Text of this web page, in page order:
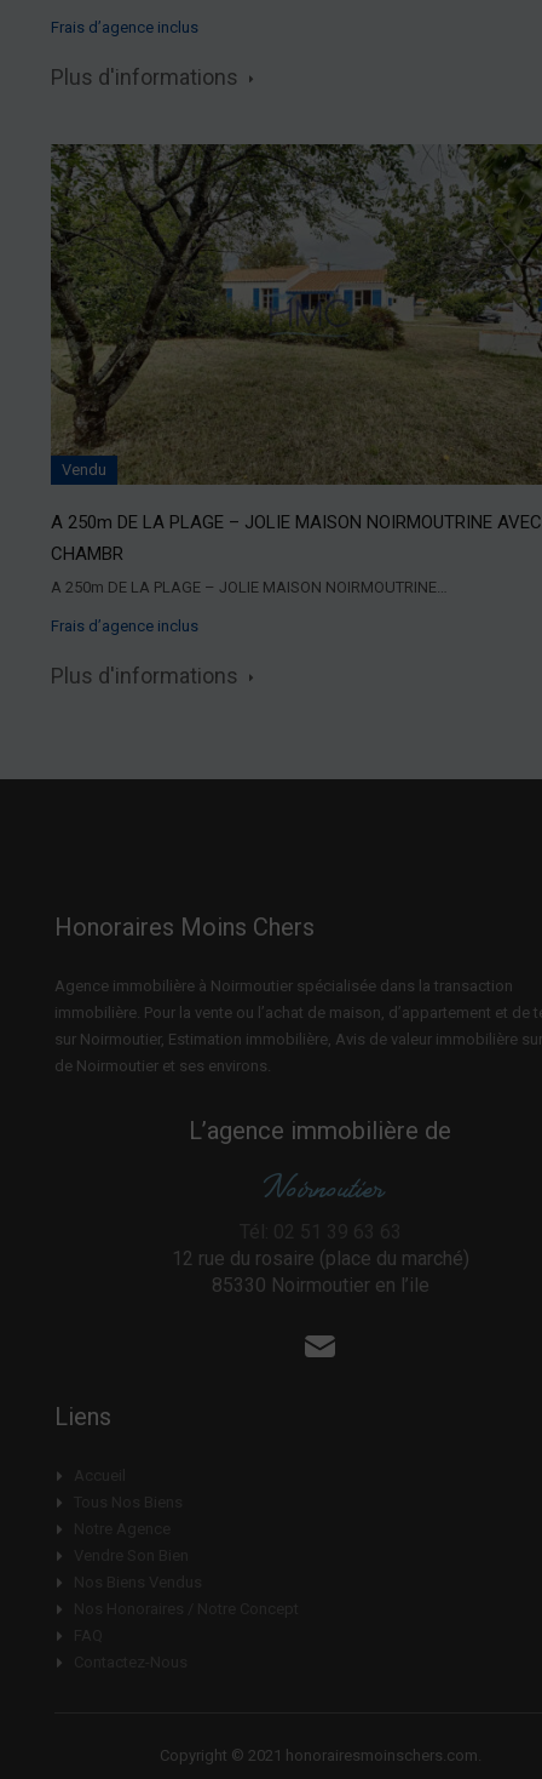
Frais d’agence inclus
Plus d'informations
Vendu
A 250m DE LA PLAGE – JOLIE MAISON NOIRMOUTRINE
CHAMBR
A 250m DE LA PLAGE – JOLIE MAISON NOIRMOUTRINE…
Frais d’agence inclus
Plus d'informations
Honoraires Moins Chers
Agence immobilière à Noirmoutier spécialisée dans la transaction
immobilière. Pour la vente ou l’achat de maison, d’appartement et de
sur Noirmoutier, Estimation immobilière, Avis de valeur immobilière sur
de Noirmoutier et ses environs.
L’agence immobilière de
Noirnoutier
12 rue du rosaire (place du marché)
85330 Noirmoutier en l’ile
Liens
Copyright © 2021 honorairesmoinschers.com.